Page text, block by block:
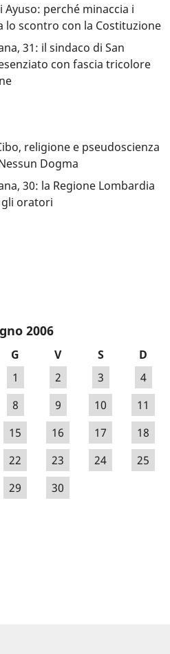
Ayuso: perché minaccia i
scontro con la Costituzione
31: il sindaco di San
con fascia tricolore
religione e pseudoscienza
Dogma
30: la Regione Lombardia
gli oratori
2006
G V S
D
1
2 3
4
8 9 10
11
15 16 17
18
22 23 24
25
29
30